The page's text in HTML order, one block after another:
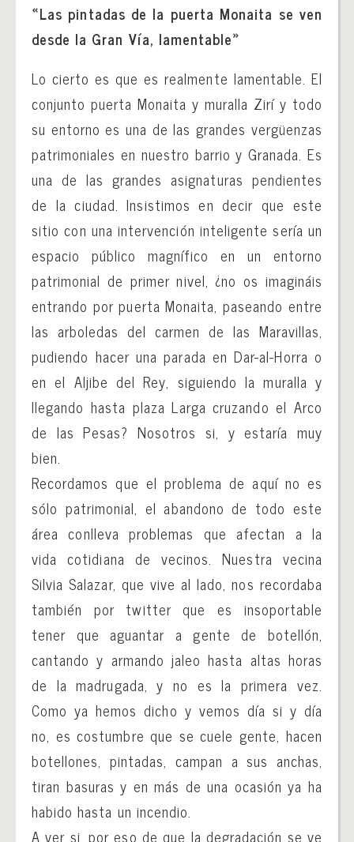
«Las pintadas de la puerta Monaita se ven
desde la Gran Vía, lamentable»
Lo cierto es que es realmente lamentable. El
conjunto puerta Monaita y muralla Zirí y todo
su entorno es una de las grandes vergüenzas
patrimoniales en nuestro barrio y Granada. Es
una de las grandes asignaturas pendientes
de la ciudad. Insistimos en decir que este
sitio con una intervención inteligente sería un
espacio público magnífico en un entorno
patrimonial de primer nivel, ¿no os imagináis
entrando por puerta Monaita, paseando entre
las arboledas del carmen de las Maravillas,
pudiendo hacer una parada en Dar-al-Horra o
en el Aljibe del Rey, siguiendo la muralla y
llegando hasta plaza Larga cruzando el Arco
de las Pesas? Nosotros si, y estaría muy
bien.
Recordamos que el problema de aquí no es
sólo patrimonial, el abandono de todo este
área conlleva problemas que afectan a la
vida cotidiana de vecinos. Nuestra vecina
Silvia Salazar, que vive al lado, nos recordaba
también por twitter que es insoportable
tener que aguantar a gente de botellón,
cantando y armando jaleo hasta altas horas
de la madrugada, y no es la primera vez.
Como ya hemos dicho y vemos día si y día
no, es costumbre que se cuele gente, hacen
botellones, pintadas, campan a sus anchas,
tiran basuras y en más de una ocasión ya ha
habido hasta un incendio.
A ver si, por eso de que la degradación se ve